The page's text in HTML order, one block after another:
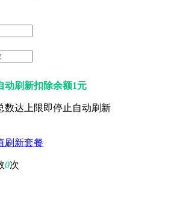
动刷新扣除余额1元
数达上限即停止自动刷新
刷新套餐
0次